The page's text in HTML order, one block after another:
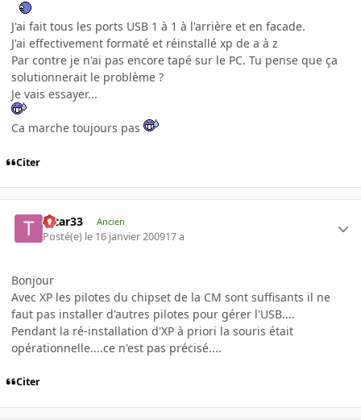
J'ai fait tous les ports USB 1 à 1 à l'arrière et en facade.
J'ai effectivement formaté et réinstallé xp de a à z
Par contre je n'ai pas encore tapé sur le PC. Tu pense que ça
solutionnerait le problème ?
Je vais essayer...
Ca marche toujours pas
Citer
tatar33 Ancien
Posté(e) le 16 janvier 200917 a
Bonjour
Avec XP les pilotes du chipset de la CM sont suffisants il ne
faut pas installer d'autres pilotes pour gérer l'USB....
Pendant la ré-installation d'XP à priori la souris était
opérationnelle....ce n'est pas précisé....
Citer